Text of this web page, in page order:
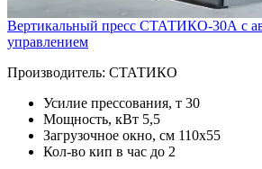
Вертикальный пресс СТАТИКО-30А с
управлением
Производитель: СТАТИКО
Усилие прессования, т 30
Мощность, кВт 5,5
Загрузочное окно, см 110х55
Кол-во кип в час до 2